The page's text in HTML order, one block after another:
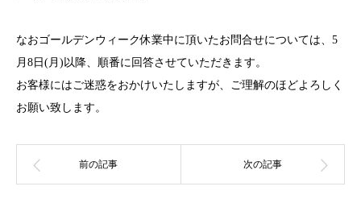
なおゴールデンウィーク休業中に頂いたお問合せについては、5
月8日(月)以降、順番に回答させていただきます。
お客様にはご迷惑をおかけいたしますが、ご理解のほどよろしく
お願い致します。